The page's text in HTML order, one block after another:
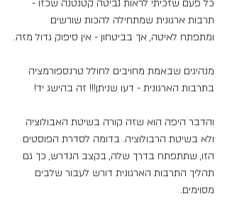
כל פעם שזכיתי לראות נביטה קטנטנה שכזו -
תרבות ארגונית שמתחילה להכות שורשים
ומתפתח לאיטה, אך בביטחון - אין סיפוק גדול מזה.
מנהיגים שבאמת מחויבים לחולל טרנספורמציה
בתרבות הארגונית - דעו שניתן!!! זה בהישג יד!
והדבר היפה הוא שזה קורה בשיטת האבולוציה
ולא בשיטת הרבולוציה. בדומה לסדרת הפוסטים
הזו, שתתפתח בדרך שלה, בקצב הנדרש, כך גם
תהליך התרבות הארגונית דורש לעבור שלבים
מסוימים.